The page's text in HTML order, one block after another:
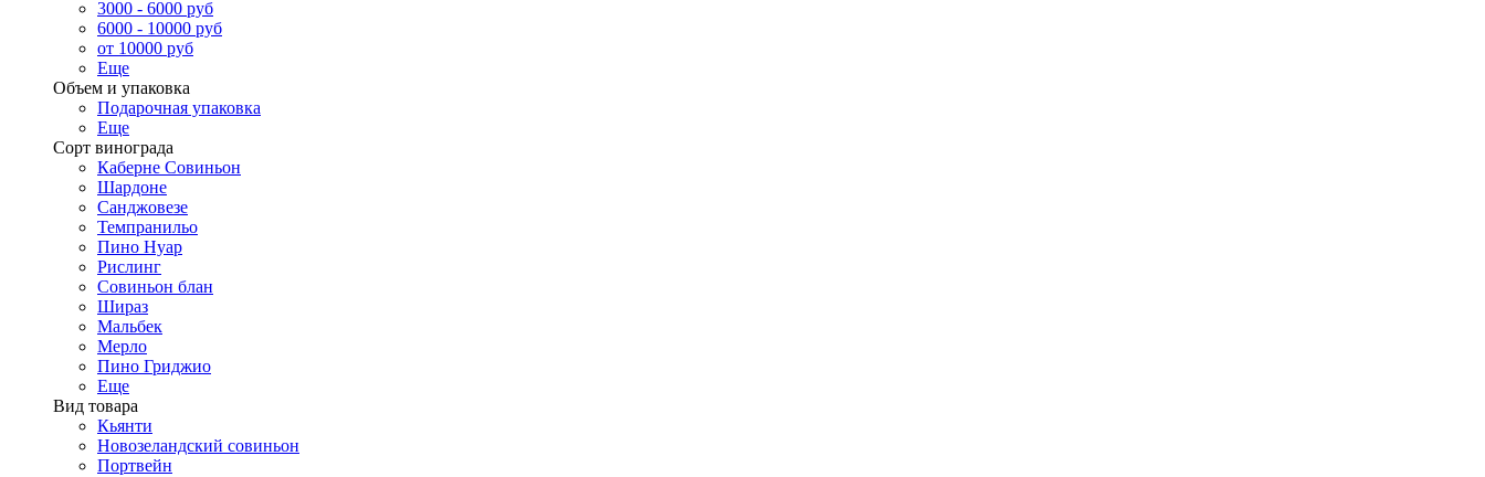
3000 - 6000 руб
6000 - 10000 руб
от 10000 руб
Еще
Объем и упаковка
Подарочная упаковка
Еще
Сорт винограда
Каберне Совиньон
Шардоне
Санджовезе
Темпранильо
Пино Нуар
Рислинг
Совиньон блан
Шираз
Мальбек
Мерло
Пино Гриджио
Еще
Вид товара
Кьянти
Новозеландский совиньон
Портвейн